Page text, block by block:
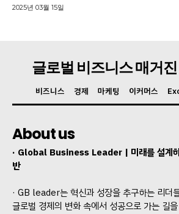
2025년 03월 15일
글로벌 비즈니스 매거
비즈니스 경제 마케팅 이커머스
About us
· Global Business Leader | 미래를 설계하
반
· GB leader는 혁신과 성장을 추구하는 리더
글로벌 경제의 변화 속에서 성공으로 가는 길